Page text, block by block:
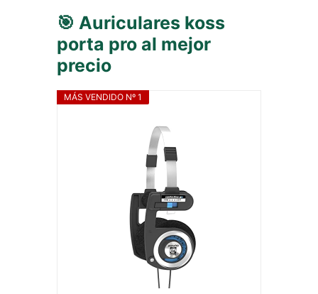
🎯 Auriculares koss
porta pro al mejor
precio
MÁS VENDIDO Nº 1